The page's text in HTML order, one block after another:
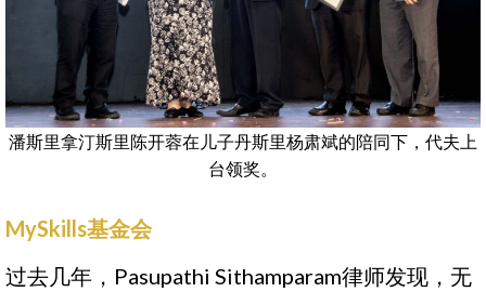
潘斯里拿汀斯里陈开蓉在儿子丹斯里杨肃斌的陪同下，代夫上
台领奖。
MySkills基金会
过去几年，Pasupathi Sithamparam律师发现，无